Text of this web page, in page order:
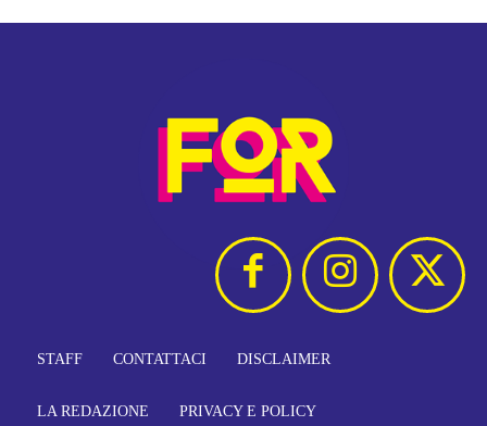
STAFF CONTATTACI DISCLAIMER
LA REDAZIONE PRIVACY E POLICY